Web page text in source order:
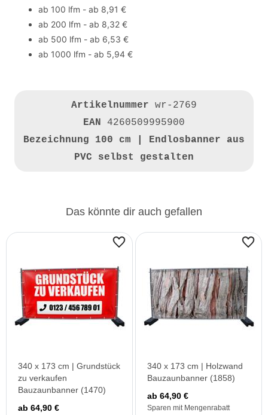
ab 100 lfm - ab 8,91 €
ab 200 lfm - ab 8,32 €
ab 500 lfm - ab 6,53 €
ab 1000 lfm - ab 5,94 €
Artikelnummer wr-2769
EAN 4260509995900
Bezeichnung 100 cm | Endlosbanner aus
PVC selbst gestalten
Das könnte dir auch gefallen
340 x 173 cm | Grundstück
zu verkaufen
Bauzaunbanner (1470)
ab 64,90 €
340 x 173 cm | Holzwand
Bauzaunbanner (1858)
ab 64,90 €
Sparen mit Mengenrabatt